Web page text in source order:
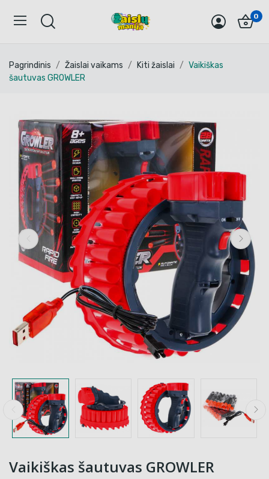
0
Pagrindinis Žaislai vaikams Kiti žaislai
Vaikiškas
šautuvas GROWLER
Vaikiškas šautuvas GROWLER